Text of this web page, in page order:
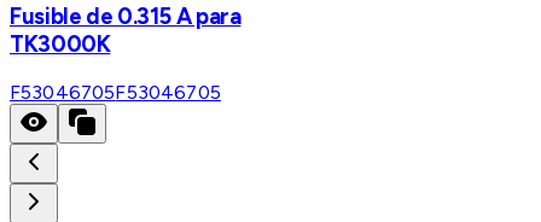
Fusible de 0.315 A para
TK3000K
F53046705F53046705